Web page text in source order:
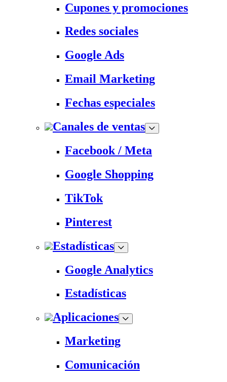
Cupones y promociones
Redes sociales
Google Ads
Email Marketing
Fechas especiales
Canales de ventas
Facebook / Meta
Google Shopping
TikTok
Pinterest
Estadísticas
Google Analytics
Estadísticas
Aplicaciones
Marketing
Comunicación